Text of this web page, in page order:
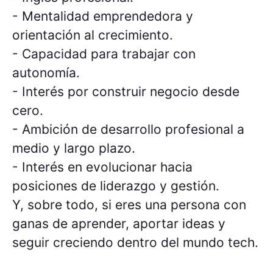
- Mentalidad emprendedora y
orientación al crecimiento.
- Capacidad para trabajar con
autonomía.
- Interés por construir negocio desde
cero.
- Ambición de desarrollo profesional a
medio y largo plazo.
- Interés en evolucionar hacia
posiciones de liderazgo y gestión.
Y, sobre todo, si eres una persona con
ganas de aprender, aportar ideas y
seguir creciendo dentro del mundo tech.